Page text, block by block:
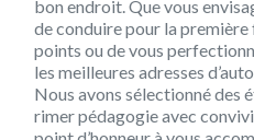
bon endroit. Que vous
de conduire pour la première
points ou de vous
les meilleures adresses
Nous avons sélectionné des
rimer pédagogie avec